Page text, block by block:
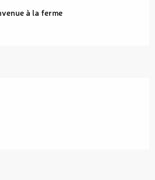
à la ferme